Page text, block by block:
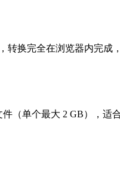
转换完全在浏览器内完成
（单个最大 2 GB），适